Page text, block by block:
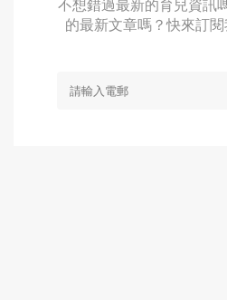
不想錯過最新的育兒資訊
的最新文章嗎？快來訂閱